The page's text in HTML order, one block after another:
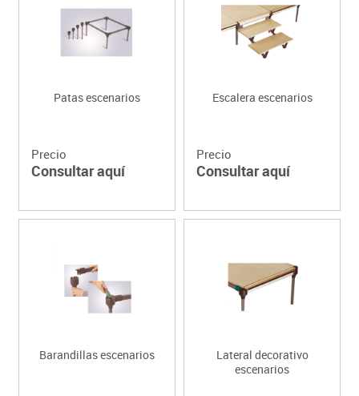
Patas escenarios
Precio
Consultar aquí
Escalera escenarios
Precio
Consultar aquí
Barandillas escenarios
Lateral decorativo
escenarios